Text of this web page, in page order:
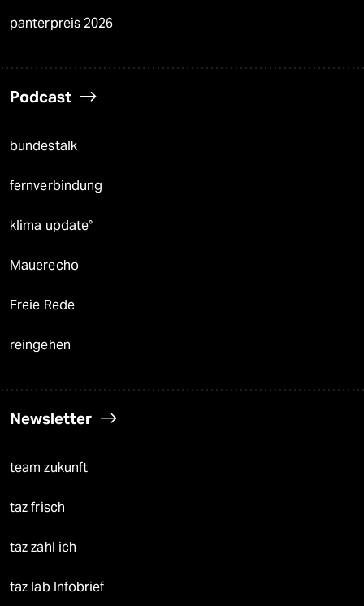
panterpreis 2026
Podcast
bundestalk
fernverbindung
klima update°
Mauerecho
Freie Rede
reingehen
Newsletter
team zukunft
taz frisch
taz zahl ich
taz lab Infobrief